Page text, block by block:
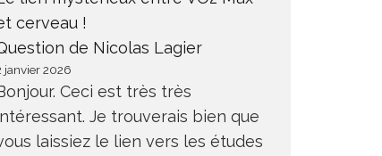
cerveau !
de Nicolas Lagier
janvier 2026
Ceci est très très
Je trouverais bien que
laissiez le lien vers les études